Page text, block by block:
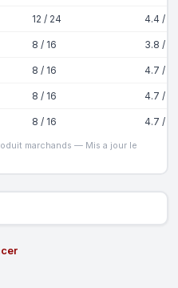
12 / 24 4.4 /
8 / 16 3.8 /
8 / 16 4.7 /
8 / 16 4.7 /
8 / 16 4.7 /
marchands — Mis a jour le